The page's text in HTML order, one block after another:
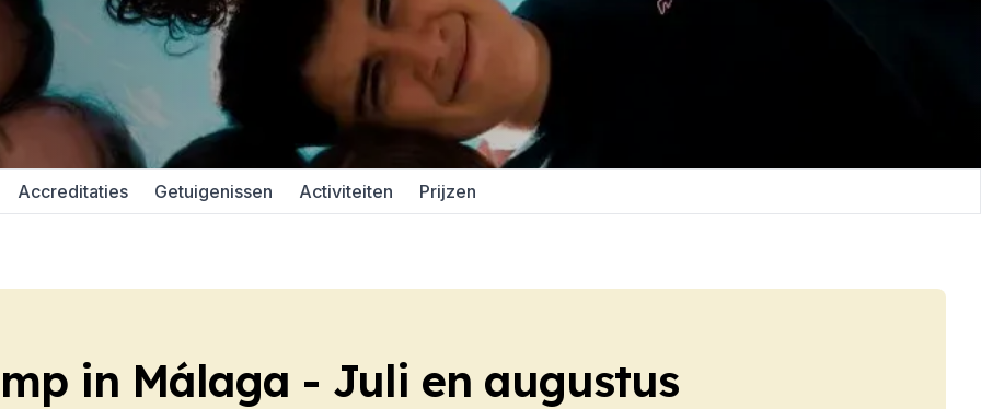
Accreditaties Getuigenissen Activiteiten Prijzen
in Málaga - Juli en augustus